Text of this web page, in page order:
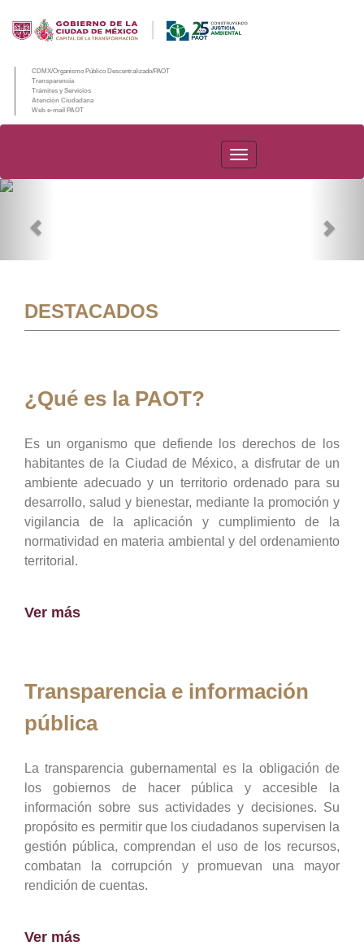
CDMX/Organismo Público Descentralizado/PAOT
Transparencia
Trámites y Servicios
Atención Ciudadana
Web e-mail PAOT
PAOT
DESTACADOS
¿Qué es la PAOT?
Es un organismo que defiende los derechos de los
habitantes de la Ciudad de México, a disfrutar de un
ambiente adecuado y un territorio ordenado para su
desarrollo, salud y bienestar, mediante la promoción y
vigilancia de la aplicación y cumplimiento de la
normatividad en materia ambiental y del ordenamiento
territorial.
Ver más
Transparencia e información
pública
La transparencia gubernamental es la obligación de
los gobiernos de hacer pública y accesible la
información sobre sus actividades y decisiones. Su
propósito es permitir que los ciudadanos supervisen la
gestión pública, comprendan el uso de los recursos,
combatan la corrupción y promuevan una mayor
rendición de cuentas.
Ver más